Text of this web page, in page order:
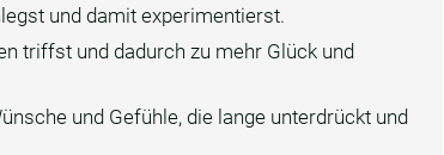
und damit experimentierst.
triffst und dadurch zu mehr Glück und
und Gefühle, die lange unterdrückt und